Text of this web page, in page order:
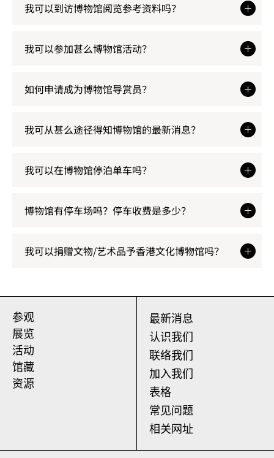
我可以到访博物馆阅览参考资料吗？
我可以参加甚么博物馆活动？
如何申请成为博物馆导赏员？
我可从甚么途径得知博物馆的最新消息？
我可以在博物馆停泊单车吗？
博物馆有停车场吗？停车收费是多少？
我可以捐赠文物/艺术品予香港文化博物馆吗？
参观
展览
活动
馆藏
资源
最新消息
认识我们
联络我们
加入我们
表格
常见问题
相关网址